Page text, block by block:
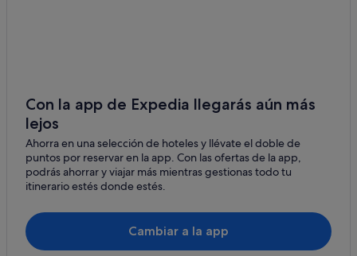
Hoteles con spa en La Zenia
Hoteles con conserje en Orihuela Costa
Hoteles con gimnasio en Orihuela Costa
Hoteles con bar en La Zenia
Hoteles con restaurante en Orihuela Costa
Hoteles de 3 estrellas en Orihuela Costa
Chalets en Playa Flamenca
Con la app de Expedia llegarás aún más
lejos
Ahorra en una selección de hoteles y llévate el doble de
puntos por reservar en la app. Con las ofertas de la app,
podrás ahorrar y viajar más mientras gestionas todo tu
itinerario estés donde estés.
Cambiar a la app